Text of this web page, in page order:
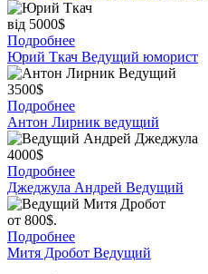
від 5000$
Подробнее
Юрий Ткач Ведущий юморист
3500$
Подробнее
Антон Лирник ведущий
4000$
Подробнее
Джеджула Андрей Ведущий
от 800$.
Подробнее
Митя Дробот Ведущий